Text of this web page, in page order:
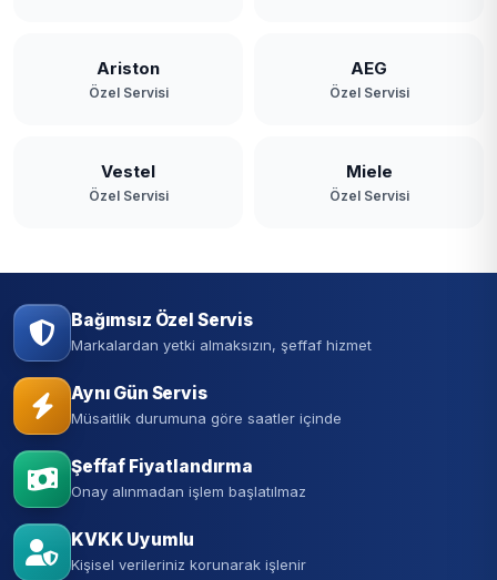
Ariston
Özel Servisi
AEG
Özel Servisi
Vestel
Özel Servisi
Miele
Özel Servisi
Bağımsız Özel Servis
Markalardan yetki almaksızın, şeffaf hizmet
Aynı Gün Servis
Müsaitlik durumuna göre saatler içinde
Şeffaf Fiyatlandırma
Onay alınmadan işlem başlatılmaz
KVKK Uyumlu
Kişisel verileriniz korunarak işlenir